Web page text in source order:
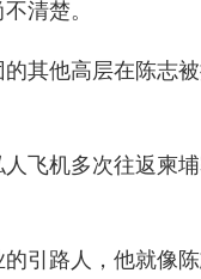
清楚。
其他高层在陈志
飞机多次往返柬
引路人，他就像